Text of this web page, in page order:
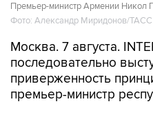
Премьер-министр Армении Никол
Фото: Александр Миридонов/ТАСС
Москва. 7 августа.
последовательно
приверженность
премьер-министр